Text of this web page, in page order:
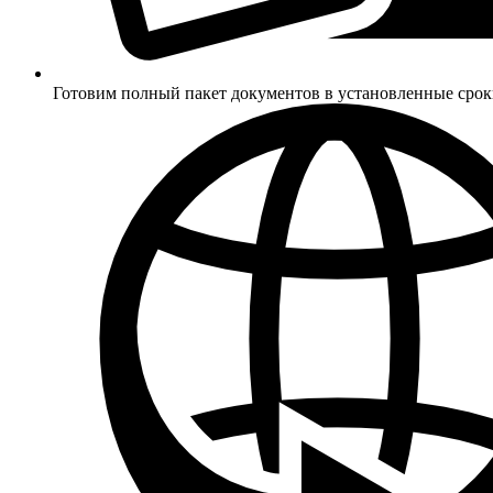
Готовим полный пакет документов в установленные